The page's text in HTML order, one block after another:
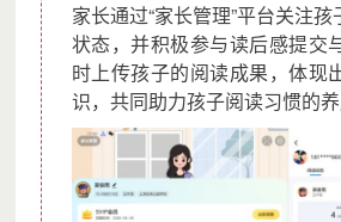
家长通过“家长管理”平台关注
状态，并积极参与读后感提交
时上传孩子的阅读成果，体现
识，共同助力孩子阅读习惯的养